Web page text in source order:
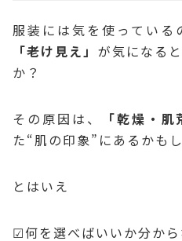
服装には気を使っている
「老け見え」 が気になる
か？
その原因は、 「乾燥・
た“肌の印象”にあるかも
とはいえ
☑何を選べばいいか分から